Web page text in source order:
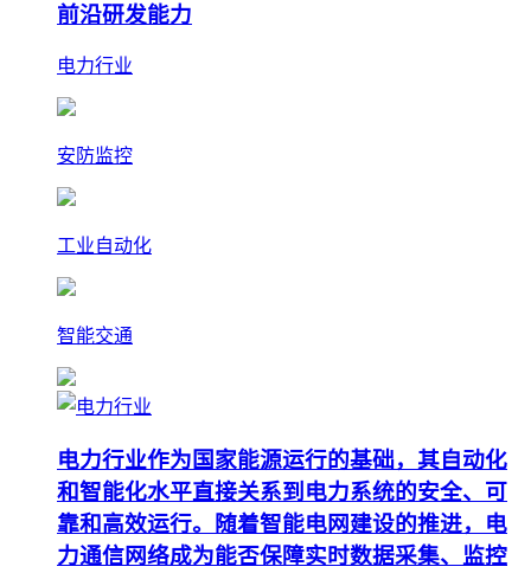
前沿研发能力
电力行业
安防监控
工业自动化
智能交通
电力行业作为国家能源运行的基础，其自动化
和智能化水平直接关系到电力系统的安全、可
靠和高效运行。随着智能电网建设的推进，电
力通信网络成为能否保障实时数据采集、监控